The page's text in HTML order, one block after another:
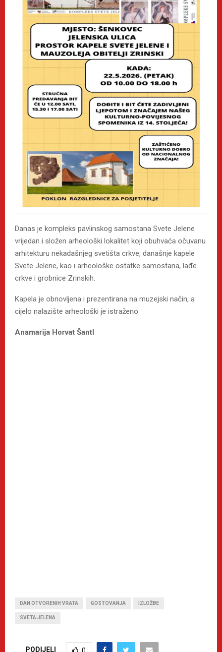
Danas je kompleks pavlinskog samostana Svete Jelene
vrijedan i složen arheološki lokalitet koji obuhvaća očuvanu
arhitekturu nekadašnjeg svetišta crkve, današnje kapele
Svete Jelene, kao i arheološke ostatke samostana, lađe
crkve i grobnice Zrinskih.
Kapela je obnovljena i prezentirana na muzejski način, a
cijelo nalazište arheološki je istraženo.
Anamarija Horvat Šantl
DAN OTVORENIH VRATA GOSTOVANJA IZLOŽBE
SVETA JELENA
PODIJELI